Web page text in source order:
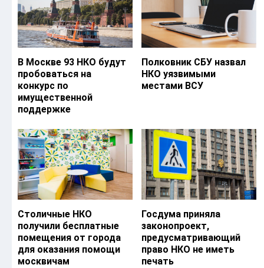
В Москве 93 НКО будут
пробоваться на
конкурс по
имущественной
поддержке
Полковник СБУ назвал
НКО уязвимыми
местами ВСУ
Столичные НКО
получили бесплатные
помещения от города
для оказания помощи
москвичам
Госдума приняла
законопроект,
предусматривающий
право НКО не иметь
печать